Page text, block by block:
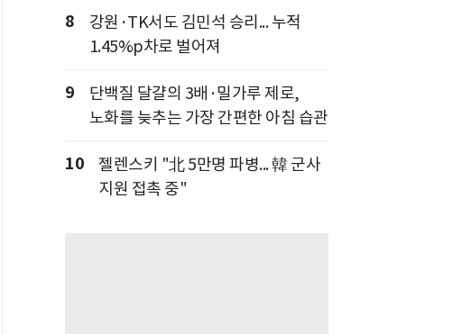
8
강원·TK서도 김민석 승리... 누적
1.45%p차로 벌어져
9
단백질 달걀의 3배·밀가루 제로,
노화를 늦추는 가장 간편한 아침 습관
10
젤렌스키 "北 5만명 파병... 韓 군사
지원 접촉 중"